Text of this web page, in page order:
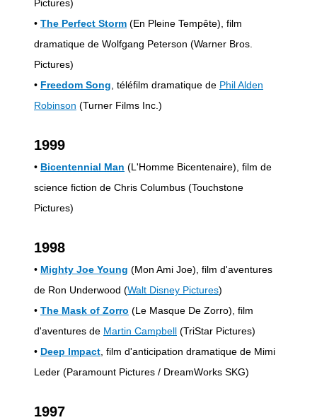
Pictures)
• The Perfect Storm (En Pleine Tempête), film
dramatique de Wolfgang Peterson (Warner Bros.
Pictures)
• Freedom Song , téléfilm dramatique de Phil Alden
Robinson (Turner Films Inc.)
1999
• Bicentennial Man (L'Homme Bicentenaire), film de
science fiction de Chris Columbus (Touchstone
Pictures)
1998
• Mighty Joe Young (Mon Ami Joe), film d'aventures
de Ron Underwood (Walt Disney Pictures)
• The Mask of Zorro (Le Masque De Zorro), film
d'aventures de Martin Campbell (TriStar Pictures)
• Deep Impact , film d'anticipation dramatique de Mimi
Leder (Paramount Pictures / DreamWorks SKG)
1997